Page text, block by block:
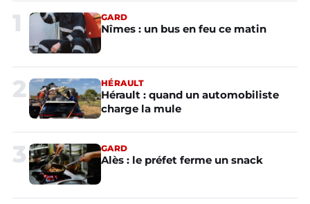
1 GARD
Nîmes : un bus en feu ce matin
2 HÉRAULT
Hérault : quand un automobiliste
charge la mule
3 GARD
Alès : le préfet ferme un snack